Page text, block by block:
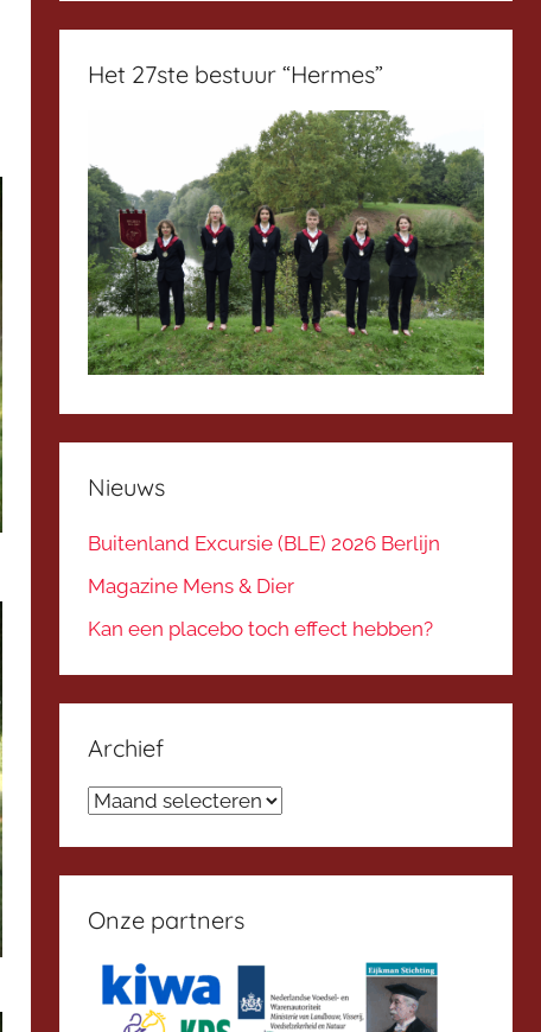
Het 27ste bestuur “Hermes”
Nieuws
Buitenland Excursie (BLE) 2026 Berlijn
Magazine Mens & Dier
Kan een placebo toch effect hebben?
Archief
Archief
Onze partners